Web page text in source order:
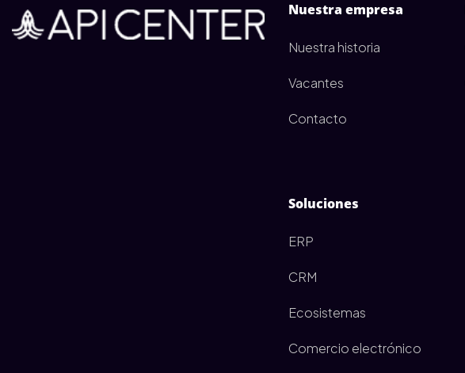
Nuestra empresa
Nuestra historia
Vacantes
Contacto
Soluciones
ERP
CRM
Ecosistemas
Comercio electrónico